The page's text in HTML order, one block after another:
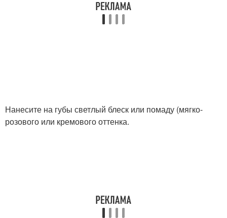
Нанесите на губы светлый блеск или помаду (мягко-
розового или кремового оттенка.